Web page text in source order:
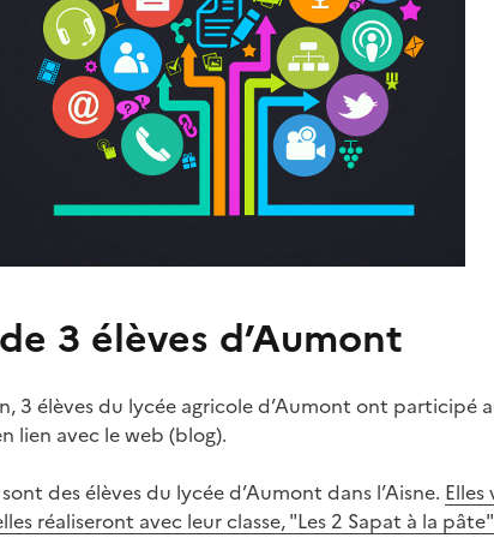
3 élèves d’Aumont
3 élèves du lycée agricole d’Aumont ont participé
lien avec le web (blog).
des élèves du lycée d’Aumont dans l’Aisne.
réaliseront avec leur classe, "Les 2 Sapat à la pâte"